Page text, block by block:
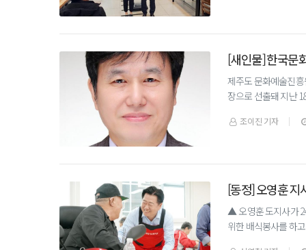
[새인물] 한국문
제주도 문화예술진
장으로 선출돼 지난
조이진 기자
[동정] 오영훈 지
▲ 오영훈 도지사가
위한 배식봉사를 하